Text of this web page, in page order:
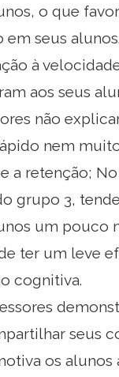
o que
em seus alunos.
à
aos seus
não
nem
a retenção;
grupo 3,
um pouco
ter um leve
cognitiva.
seus
os alunos